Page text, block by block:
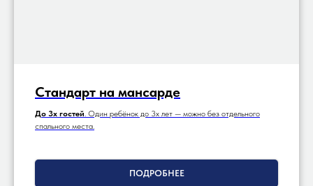
Стандарт на мансарде
До 3х гостей. Один ребёнок до 3х лет — можно без отдельного
спального места.
ПОДРОБНЕЕ